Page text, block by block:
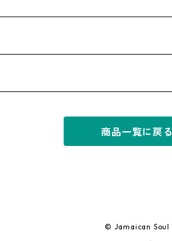
商品一覧に戻る
© Jamaican Soul